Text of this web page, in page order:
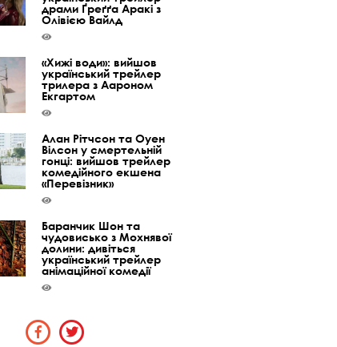
драми Ґреґґа Аракі з
Олівією Вайлд
«Хижі води»: вийшов
український трейлер
трилера з Аароном
Екгартом
Алан Рітчсон та Оуен
Вілсон у смертельній
гонці: вийшов трейлер
комедійного екшена
«Перевізник»
Баранчик Шон та
чудовисько з Мохнявої
долини: дивіться
український трейлер
анімаційної комедії